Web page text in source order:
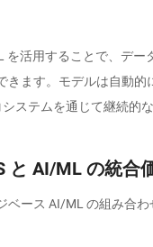
を活用することで、デー
きます。モデルは自動的
ステムを通じて継続的
と AI/ML の統合
ベース AI/ML の組み合わ